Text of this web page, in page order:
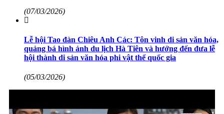
(07/03/2026)
Lễ hội Tao đàn Chiêu Anh Các: Tôn vinh di sản văn hóa,
quảng bá hình ảnh du lịch Hà Tiên và hướng đến đưa lễ
hội thành di sản văn hóa phi vật thể quốc gia
(05/03/2026)